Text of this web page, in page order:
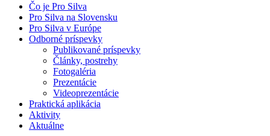
Čo je Pro Silva
Pro Silva na Slovensku
Pro Silva v Európe
Odborné príspevky
Publikované príspevky
Články, postrehy
Fotogaléria
Prezentácie
Videoprezentácie
Praktická aplikácia
Aktivity
Aktuálne